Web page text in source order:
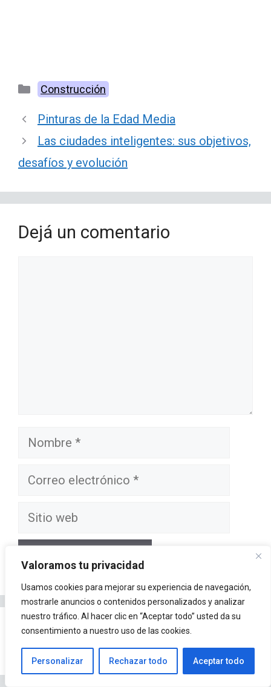
Valoramos tu privacidad
Usamos cookies para mejorar su experiencia de navegación,
mostrarle anuncios o contenidos personalizados y analizar
nuestro tráfico. Al hacer clic en “Aceptar todo” usted da su
consentimiento a nuestro uso de las cookies.
Personalizar Rechazar todo Aceptar todo
Categorías
Construcción
Pinturas de la Edad Media
Las ciudades inteligentes: sus objetivos,
desafíos y evolución
Dejá un comentario
Nombre
Correo
Sitio
Buscar: